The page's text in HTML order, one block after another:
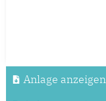
Anlage anzeigen